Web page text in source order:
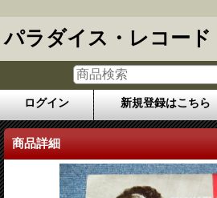
パラダイス・レコード
ログイン 新規登録はこちら
商品詳細